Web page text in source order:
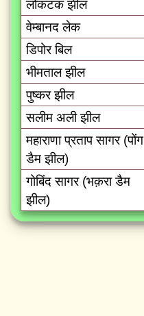
लोकटक झील
वेम्बानद लेक
डिपोर बिल
भीमताल झील
पुष्कर झील
सलीम अली झील
महाराणा प्रताप सागर (पोंग
डैम झील)
गोबिंद सागर (भक़रा डैम
झील)